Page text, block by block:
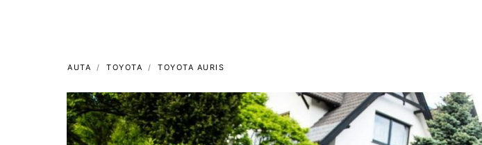
AUTA TOYOTA TOYOTA AURIS